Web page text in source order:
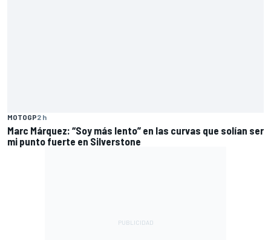
MOTOGP2 h
Marc Márquez: “Soy más lento” en las curvas que solían ser
mi punto fuerte en Silverstone